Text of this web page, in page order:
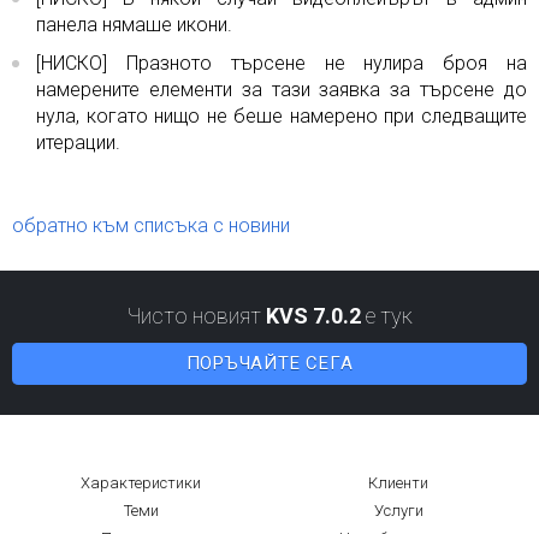
панела нямаше икони.
[НИСКО] Празното търсене не нулира броя на
намерените елементи за тази заявка за търсене до
нула, когато нищо не беше намерено при следващите
итерации.
обратно към списъка с новини
Чисто новият KVS 7.0.2е тук
ПОРЪЧАЙТЕ СЕГА
Характеристики
Клиенти
Теми
Услуги